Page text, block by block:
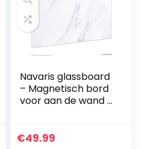
Navaris glassboard
– Magnetisch bord
voor aan de wand –
Magneetbord
€49.99